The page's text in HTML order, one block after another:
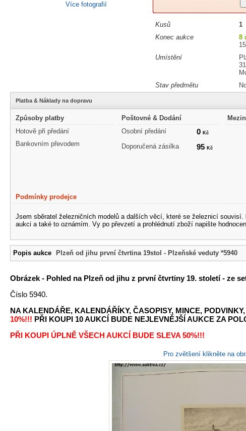
Více fotografií
Kusů
1
Konec aukce
8
Umístění
Stav předmětu
Platba & Náklady na dopravu
Způsoby platby
Hotově při předání
Bankovním převodem
Poštovné & Dodání
Osobní předání
0Kč
Doporučená zásilka 95Kč
Podmínky prodejce
Jsem sběratel železničních modelů a dalších věcí, které se železnicí
aukci a také to oznámím. Vy po převzetí a prohlédnutí zboží napište
Popis aukce Plzeň od jihu první čtvrtina 19stol - Plzeňské veduty *5940
Obrázek - Pohled na Plzeň od jihu z první čtvrtiny 19. století - ze
Číslo 5940.
NA KALENDÁŘE, KALENDÁŘÍKY, ČASOPISY, MINCE,
10%!!! PŘI KOUPI 10 AUKCÍ BUDE NEJLEVNĚJŠÍ AUKCE ZA
PŘI KOUPI ÚPLNĚ VŠECH AUKCÍ BUDE SLEVA 50%!!!
Pro zvětšení klikněte na